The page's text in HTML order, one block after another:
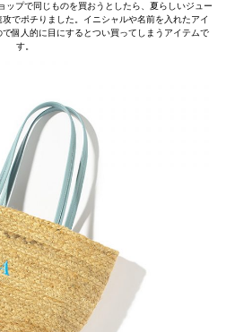
ップで同じものを買おうとしたら、夏らしいジュー
でポチりました。イニシャルや名前を入れたアイ
個人的に目にするとつい買ってしまうアイテムで
す。